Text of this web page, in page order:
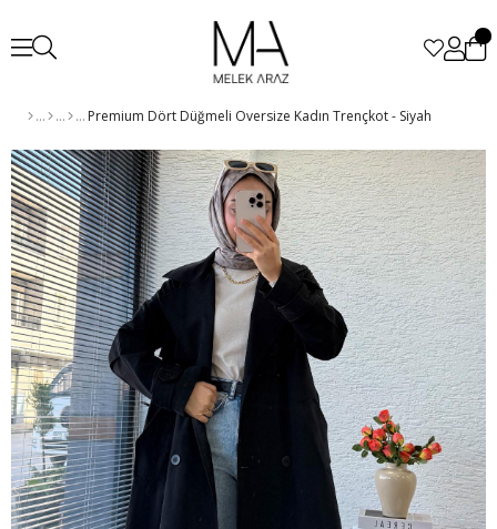
Premium Dört Düğmeli Oversize Kadın Trençkot - Siyah